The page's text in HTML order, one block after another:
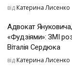
від Катерина Лисенко
Адвокат
«Фудзіями»: ЗМІ
Віталія Сердюка
від Катерина Лисенко